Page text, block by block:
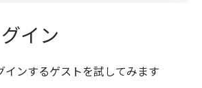
イン
インするゲストを試してみます